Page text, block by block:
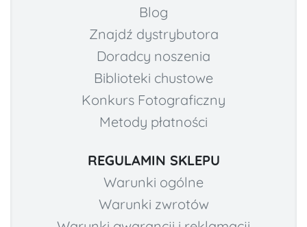
Blog
Znajdź dystrybutora
Doradcy noszenia
Biblioteki chustowe
Konkurs Fotograficzny
Metody płatności
REGULAMIN SKLEPU
Warunki ogólne
Warunki zwrotów